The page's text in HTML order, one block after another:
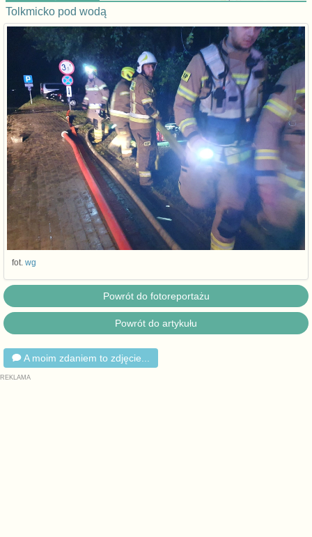
Tolkmicko pod wodą
fot. wg
Powrót do fotoreportażu
Powrót do artykułu
A moim zdaniem to zdjęcie...